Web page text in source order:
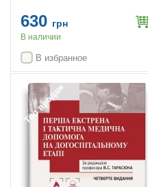
630 грн
В наличии
В избранное
Топ продаж